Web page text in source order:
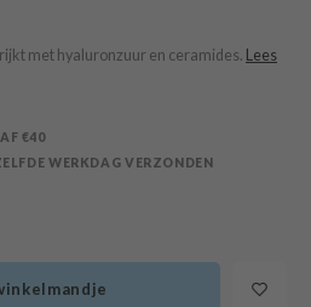
met hyaluronzuur en ceramides.
Lees
€40
WERKDAG VERZONDEN